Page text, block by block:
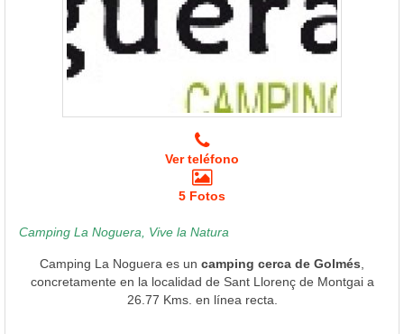
Ver teléfono
5 Fotos
Camping La Noguera, Vive la Natura
Camping La Noguera es un camping cerca de Golmés
concretamente en la localidad de Sant Llorenç de Montgai a
26.77 Kms. en línea recta.